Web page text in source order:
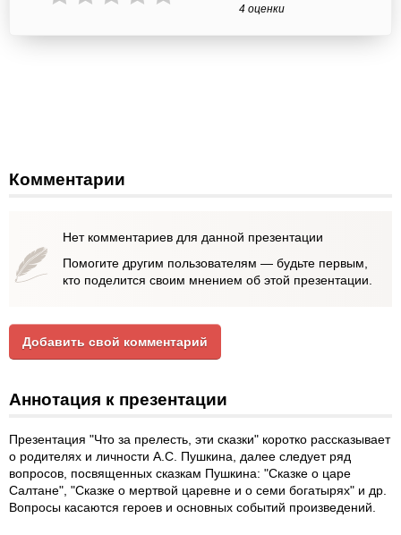
4 оценки
Комментарии
Нет комментариев для данной презентации
Помогите другим пользователям — будьте первым,
кто поделится своим мнением об этой презентации.
Добавить свой комментарий
Аннотация к презентации
Презентация "Что за прелесть, эти сказки" коротко рассказывает
о родителях и личности А.С. Пушкина, далее следует ряд
вопросов, посвященных сказкам Пушкина: "Сказке о царе
Салтане", "Сказке о мертвой царевне и о семи богатырях" и др.
Вопросы касаются героев и основных событий произведений.